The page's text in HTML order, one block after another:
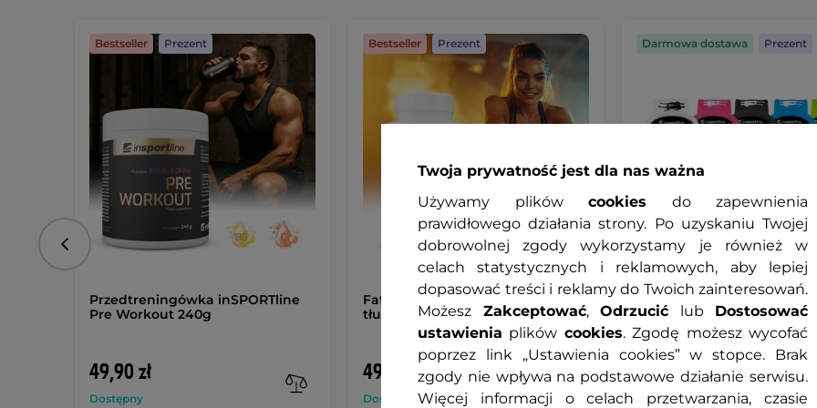
Przedtreningówka inSPORTline
Pre Workout 240g
49,90 zł
Dostępny
Bestseller Prezent
Fat Burner inSPORTline spalacz
tłuszczu 90 kapsułek
49,90 zł
Dostępny
Bestseller Prezent
Zegarek/Krokomierz
elektroniczny wodoodporny
inSPORTline Strippy
149,90 zł
Dostępny
Darmowa dostawa Prezent
Poprzedni
Twoja prywatność jest dla nas ważna
Używamy plików cookies do zapewnienia
prawidłowego działania strony. Po uzyskaniu Twojej
dobrowolnej zgody wykorzystamy je również w
celach statystycznych i reklamowych, aby lepiej
dopasować treści i reklamy do Twoich zainteresowań.
Możesz Zakceptować, Odrzucić lub Dostosować
ustawienia plików cookies. Zgodę możesz wycofać
poprzez link „Ustawienia cookies” w stopce. Brak
zgody nie wpływa na podstawowe działanie serwisu.
Więcej informacji o celach przetwarzania, czasie